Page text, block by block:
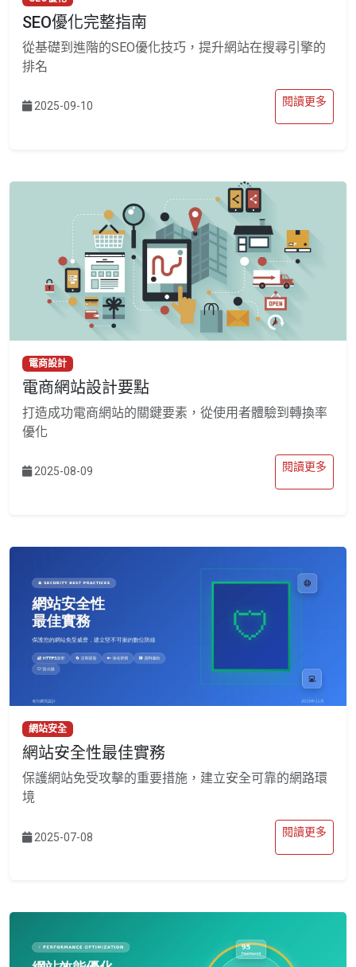
SEO優化完整指南
從基礎到進階的SEO優化技巧，提升網站在搜尋引擎的
排名
2025-09-10 閱讀更多
電商設計
電商網站設計要點
打造成功電商網站的關鍵要素，從使用者體驗到轉換率
優化
2025-08-09 閱讀更多
網站安全
網站安全性最佳實務
保護網站免受攻擊的重要措施，建立安全可靠的網路環
境
2025-07-08 閱讀更多